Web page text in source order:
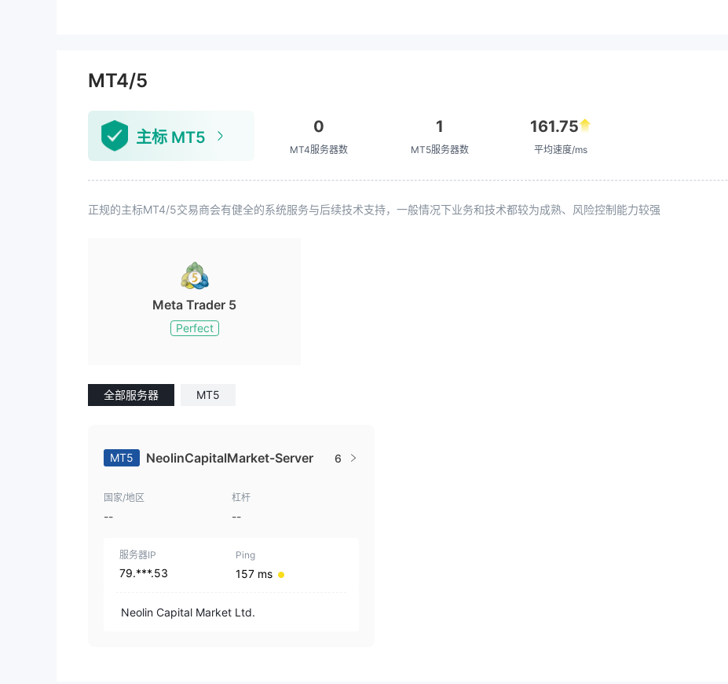
MT4/5
主标 MT5
0
MT4服务器数
1
MT5服务器数
161.75
平均速度/ms
正规的主标MT4/5交易商会有健全的系统服务与后续技术支持，一般情况下业务和技术都较为成熟、风险控制能力较强
Meta Trader 5
Perfect
全部服务器 MT5
MT5 NeolinCapitalMarket-Server 6
国家/地区
--
杠杆
--
服务器IP
79.***.53
Ping
157 ms
Neolin Capital Market Ltd.